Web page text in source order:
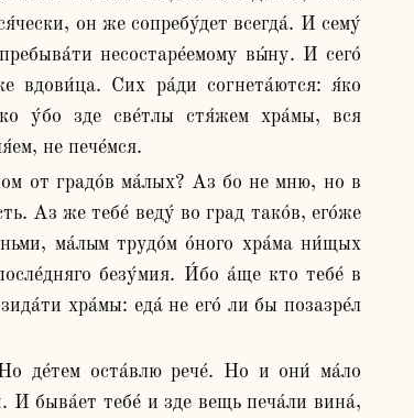
он же сопребу́дет всегда́. И сему́
несостаре́емому вы́ну. И сего́
вдови́ца. Сих ра́ди согнета́ются: я́ко
у́бо зде све́тлы стя́жем хра́мы, вся
не пече́мся.
Аз же тебе́ веду́ во град тако́в, его́же
ма́лым трудо́м о́ного хра́ма ни́щых
безу́мия. И́бо а́ще кто тебе́ в
хра́мы: еда́ не его́ ли бы позазре́л
И быва́ет тебе́ и зде вещь печа́ли вина́,